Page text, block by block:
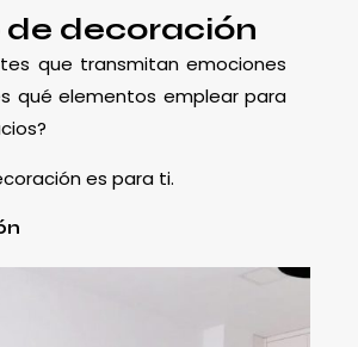
de decoración
que transmitan emociones
qué elementos emplear para
es para ti.